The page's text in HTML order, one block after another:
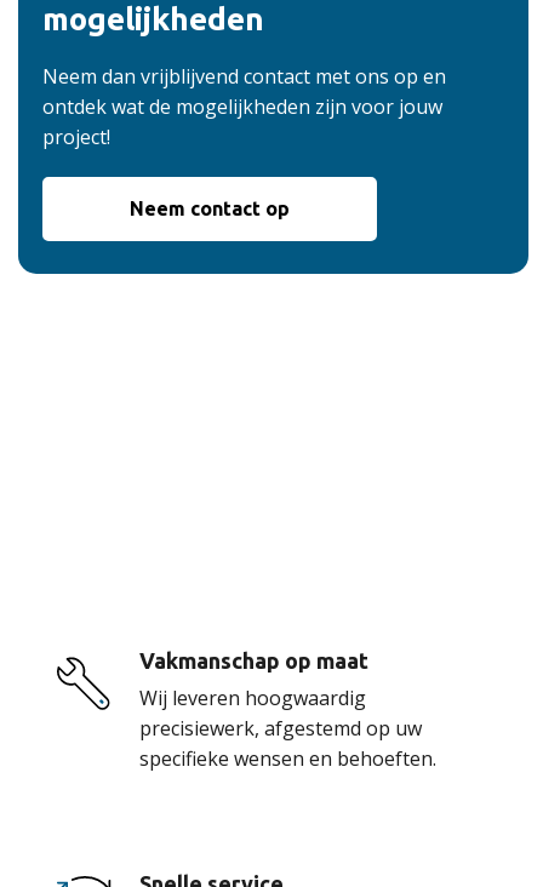
mogelijkheden
Neem dan vrijblijvend contact met ons op en
ontdek wat de mogelijkheden zijn voor jouw
project!
Neem contact op
Vakmanschap op maat
Wij leveren hoogwaardig
precisiewerk, afgestemd op uw
specifieke wensen en behoeften.